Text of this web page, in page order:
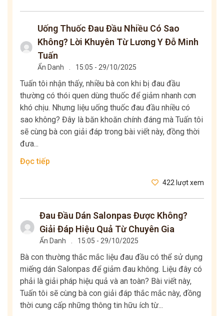
Uống Thuốc Đau Đầu Nhiều Có Sao
Không? Lời Khuyên Từ Lương Y Đỗ Minh
Tuấn
Ẩn Danh 15:05 - 29/10/2025
Tuấn tôi nhận thấy, nhiều bà con khi bị đau đầu
thường có thói quen dùng thuốc để giảm nhanh cơn
khó chịu. Nhưng liệu uống thuốc đau đầu nhiều có
sao không? Đây là băn khoăn chính đáng mà Tuấn tôi
sẽ cùng bà con giải đáp trong bài viết này, đồng thời
đưa...
Đọc tiếp
422 lượt xem
Đau Đầu Dán Salonpas Được Không?
Giải Đáp Hiệu Quả Từ Chuyên Gia
Ẩn Danh 15:05 - 29/10/2025
Bà con thường thắc mắc liệu đau đầu có thể sử dụng
miếng dán Salonpas để giảm đau không. Liệu đây có
phải là giải pháp hiệu quả và an toàn? Bài viết này,
Tuấn tôi sẽ cùng bà con giải đáp thắc mắc này, đồng
thời cung cấp những thông tin hữu ích từ...